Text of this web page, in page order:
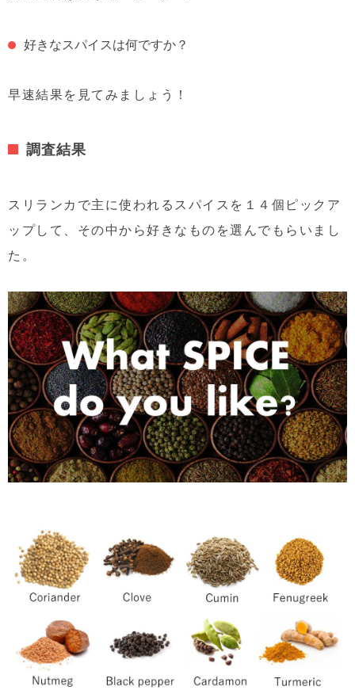
好きなスパイスは何ですか？
早速結果を見てみましょう！
調査結果
スリランカで主に使われるスパイスを１４個ピックア
ップして、その中から好きなものを選んでもらいまし
た。